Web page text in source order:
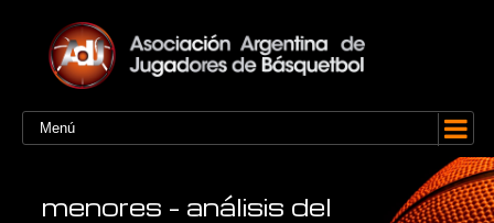
Menú
menores – análisis del